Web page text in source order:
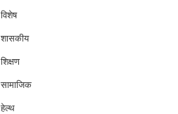
विशेष
शासकीय
शिक्षण
सामाजिक
हेल्थ